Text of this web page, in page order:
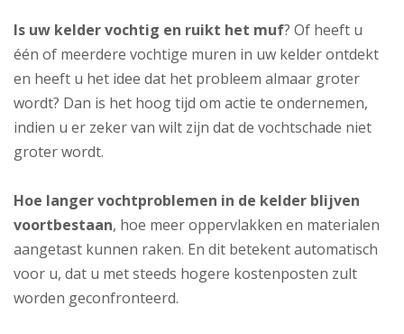
Is uw kelder vochtig en ruikt het muf? Of heeft u
één of meerdere vochtige muren in uw kelder ontdekt
en heeft u het idee dat het probleem almaar groter
wordt? Dan is het hoog tijd om actie te ondernemen,
indien u er zeker van wilt zijn dat de vochtschade niet
groter wordt.
Hoe langer vochtproblemen in de kelder blijven
voortbestaan, hoe meer oppervlakken en materialen
aangetast kunnen raken. En dit betekent automatisch
voor u, dat u met steeds hogere kostenposten zult
worden geconfronteerd.